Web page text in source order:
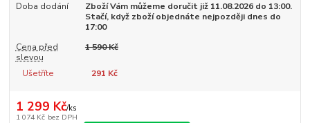
Doba dodání
Zboží Vám můžeme doručit již 11.08.2026 do 13:00.
Stačí, když zboží objednáte nejpozději dnes do
17:00
Cena před
slevou
1 590 Kč
Ušetříte 291 Kč
1 299 Kč/ks
1 074 Kč bez DPH